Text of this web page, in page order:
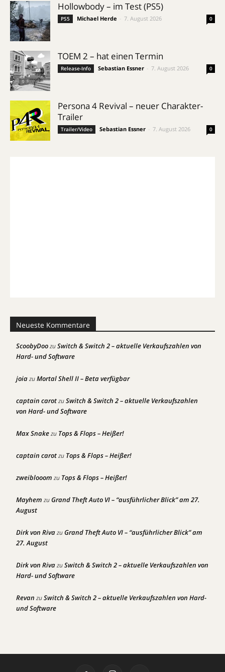
Hollowbody – im Test (PS5)
PS5 Michael Herde 7. August 2026 0
TOEM 2 – hat einen Termin
Release-Info Sebastian Essner 7. August 2026 0
Persona 4 Revival – neuer Charakter-
Trailer
Trailer/Video Sebastian Essner 7. August 2026 0
Neueste Kommentare
ScoobyDoozuSwitch & Switch 2 – aktuelle Verkaufszahlen von
Hard- und Software
joiazuMortal Shell II – Beta verfügbar
captain carotzuSwitch & Switch 2 – aktuelle Verkaufszahlen
von Hard- und Software
Max Snakezu Tops & Flops – Heißer!
captain carotzu Tops & Flops – Heißer!
zweiblooom zu Tops & Flops – Heißer!
Mayhem zuGrand Theft Auto VI – “ausführlicher Blick” am 27.
August
Dirk von RivazuGrand Theft Auto VI – “ausführlicher Blick” am
27. August
Dirk von RivazuSwitch & Switch 2 – aktuelle Verkaufszahlen von
Hard- und Software
Revan zuSwitch & Switch 2 – aktuelle Verkaufszahlen von Hard-
und Software